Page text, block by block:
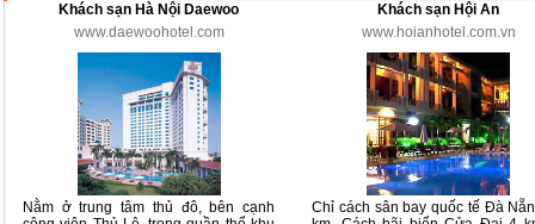
Khách sạn Hà Nội Daewoo
www.daewoohotel.com
Nằm ở trung tâm thủ đô, bên cạnh
Khách sạn Hội An
www.hoianhotel.com.vn
Chỉ cách sân bay quốc tế Đà